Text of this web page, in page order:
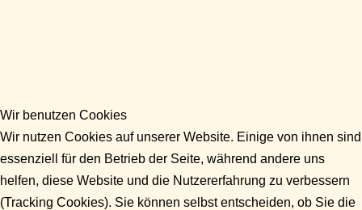
Wir benutzen Cookies
Wir nutzen Cookies auf unserer Website. Einige von ihnen sind
essenziell für den Betrieb der Seite, während andere uns
helfen, diese Website und die Nutzererfahrung zu verbessern
(Tracking Cookies). Sie können selbst entscheiden, ob Sie die